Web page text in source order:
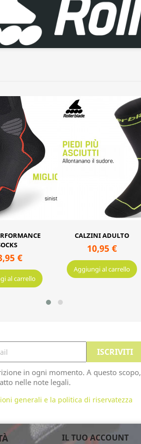
€
al carrello
CALZINI ADULTO
10,95 €
Aggiungi al carrello
in ogni momento. A questo scopo,
nelle note legali.
generali e la politica di riservatezza
IL TUO ACCOUNT